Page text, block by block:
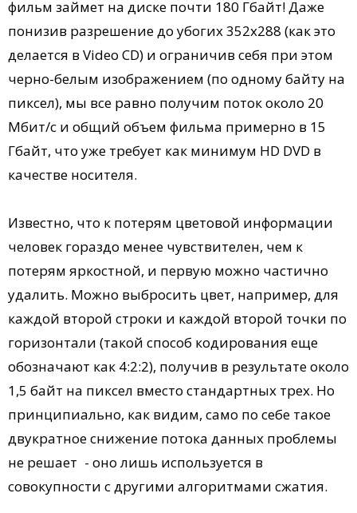
фильм займет на диске почти 180 Гбайт! Даже
понизив разрешение до убогих 352х288 (как это
делается в Video CD) и ограничив себя при этом
черно-белым изображением (по одному байту на
пиксел), мы все равно получим поток около 20
Мбит/с и общий объем фильма примерно в 15
Гбайт, что уже требует как минимум HD DVD в
качестве носителя.
Известно, что к потерям цветовой информации
человек гораздо менее чувствителен, чем к
потерям яркостной, и первую можно частично
удалить. Можно выбросить цвет, например, для
каждой второй строки и каждой второй точки по
горизонтали (такой способ кодирования еще
обозначают как 4:2:2), получив в результате около
1,5 байт на пиксел вместо стандартных трех. Но
принципиально, как видим, само по себе такое
двукратное снижение потока данных проблемы
не решает - оно лишь используется в
совокупности с другими алгоритмами сжатия.